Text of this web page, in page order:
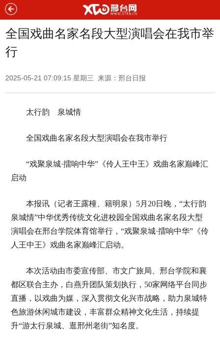
全国戏曲名家名段大型演唱会在我市举
行
2025-05-21 07:09:15 星期三 来源：邢台日报
太行韵 泉城情
全国戏曲名家名段大型演唱会在我市举行
“戏聚泉城·擂响中华”《伶人王中王》戏曲名家巅峰汇
启动
本报讯（记者王露橦、籍明泉）5月20日晚，“太行韵
泉城情”中华优秀传统文化进校园全国戏曲名家名段大型
演唱会在邢台学院体育馆举行，“戏聚泉城·擂响中华”《伶
人王中王》戏曲名家巅峰汇启动。
本次活动由市委宣传部、市文广旅局、邢台学院和襄
都区联合主办，白燕升团队策划执行，50家网络平台同步
直播，以戏曲为媒，深入贯彻文化兴市战略，助力泉城特
色旅游休闲城市建设，丰富群众精神文化生活，持续提
升“游太行泉城、逛邢州老街”知名度。